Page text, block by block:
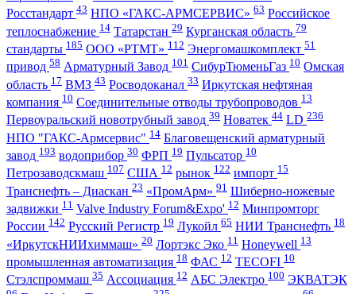
Росстандарт 43 НПО «ГАКС-АРМСЕРВИС» 63 Российское
теплоснабжение 14 Татарстан 29 Курганская область 79
стандарты 185 ООО «РТМТ» 112 Энергомашкомплект 51
привод 58 Арматурный Завод 101 СибурТюменьГаз 10 Омская
область 17 ВМЗ 43 Росводоканал 33 Иркутская нефтяная
компания 10 Соединительные отводы трубопроводов 13
Первоуральский новотрубный завод 39 Новатек 44 LD 236
НПО "ГАКС-Армсервис" 14 Благовещенский арматурный
завод 193 водоприбор 30 ФРП 19 Пульсатор 10
Петрозаводскмаш 107 США 12 рынок 122 импорт 15
Транснефть – Диаскан 23 «ПромАрм» 91 Шиберно-ножевые
задвижки 11 Valve Industry Forum&Expo' 12 Минпромторг
России 142 Русский Регистр 19 Лукойл 65 НИИ Транснефть 18
«ИркутскНИИхиммаш» 20 Лортэкс Эко 11 Honeywell 13
промышленная автоматизация 18 ФАС 12 TECOFI 10
Стэлспроммаш 35 Ассоциация 12 АБС Электро 100 ЭКВАТЭК